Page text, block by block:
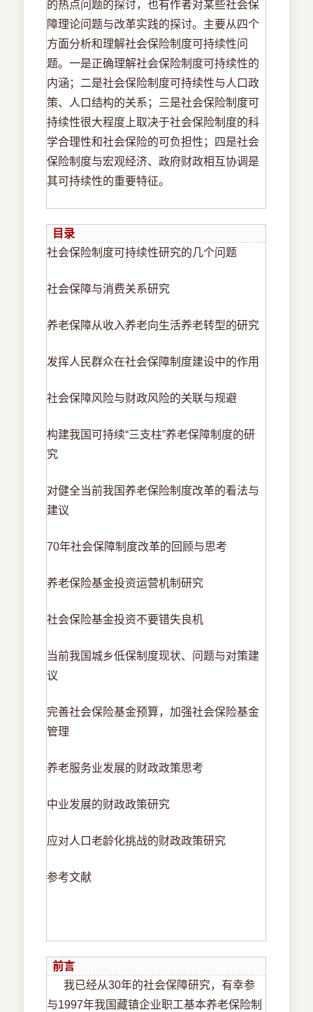
的热点问题的探讨，也有作者对某些社会保
障理论问题与改革实践的探讨。主要从四个
方面分析和理解社会保险制度可持续性问
题。一是正确理解社会保险制度可持续性的
内涵；二是社会保险制度可持续性与人口政
策、人口结构的关系；三是社会保险制度可
持续性很大程度上取决于社会保险制度的科
学合理性和社会保险的可负担性；四是社会
保险制度与宏观经济、政府财政相互协调是
其可持续性的重要特征。
目录
社会保险制度可持续性研究的几个问题
社会保障与消费关系研究
养老保障从收入养老向生活养老转型的研究
发挥人民群众在社会保障制度建设中的作用
社会保障风险与财政风险的关联与规避
构建我国可持续“三支柱”养老保障制度的研
究
对健全当前我国养老保险制度改革的看法与
建议
70年社会保障制度改革的回顾与思考
养老保险基金投资运营机制研究
社会保险基金投资不要错失良机
当前我国城乡低保制度现状、问题与对策建
议
完善社会保险基金预算，加强社会保险基金
管理
养老服务业发展的财政政策思考
中业发展的财政政策研究
应对人口老龄化挑战的财政政策研究
参考文献
前言
我已经从30年的社会保障研究，有幸参
与1997年我国藏镇企业职工基本养老保险制